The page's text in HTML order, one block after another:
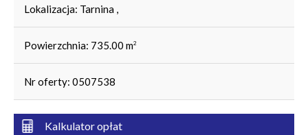
Lokalizacja: Tarnina ,
Powierzchnia: 735.00 m2
Nr oferty: 0507538
Kalkulator opłat